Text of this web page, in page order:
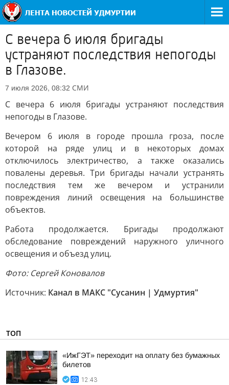
С вечера 6 июля бригады
устраняют последствия непогоды
в Глазове.
7 июля 2026, 08:32 СМИ
С вечера 6 июля бригады устраняют последствия
непогоды в Глазове.
Вечером 6 июля в городе прошла гроза, после
которой на ряде улиц и в некоторых домах
отключилось электричество, а также оказались
повалены деревья. Три бригады начали устранять
последствия тем же вечером и устранили
повреждения линий освещения на большинстве
объектов.
Работа продолжается. Бригады продолжают
обследование повреждений наружного уличного
освещения и объезд улиц.
Фото: Сергей Коновалов
Источник: Канал в МАКС "Сусанин | Удмуртия"
ТОП
«ИжГЭТ» переходит на оплату без бумажных
билетов
12:43